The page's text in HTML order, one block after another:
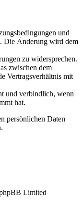
und
Die Änderung wird dem
zu widersprechen.
zwischen dem
Vertragsverhältnis mit
und verbindlich, wenn
hat.
persönlichen Daten
Limited